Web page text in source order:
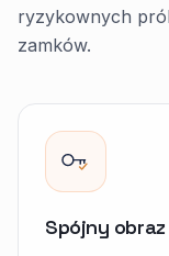
ryzykownych
zamków.
Spójny